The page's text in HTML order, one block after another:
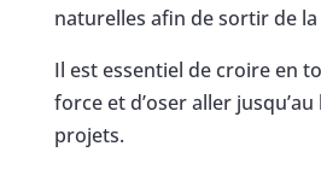
naturelles afin de sortir de
Il est essentiel de croire en
force et d’oser aller
projets.